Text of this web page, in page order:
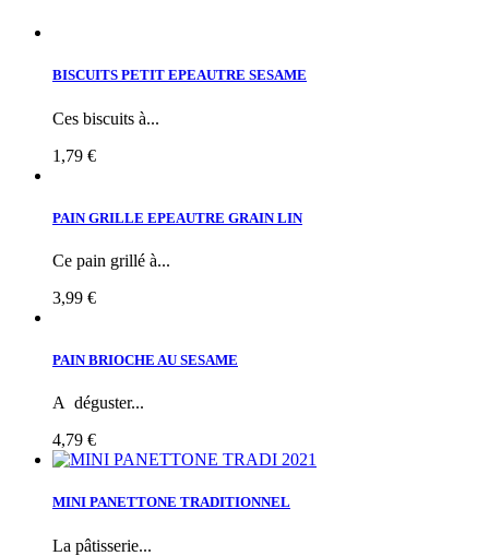
BISCUITS PETIT EPEAUTRE SESAME
Ces biscuits à...
1,79 €
PAIN GRILLE EPEAUTRE GRAIN LIN
Ce pain grillé à...
3,99 €
PAIN BRIOCHE AU SESAME
A déguster...
4,79 €
MINI PANETTONE TRADITIONNEL
La pâtisserie...